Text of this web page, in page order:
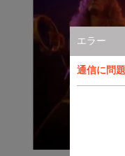
エラー
通信に問